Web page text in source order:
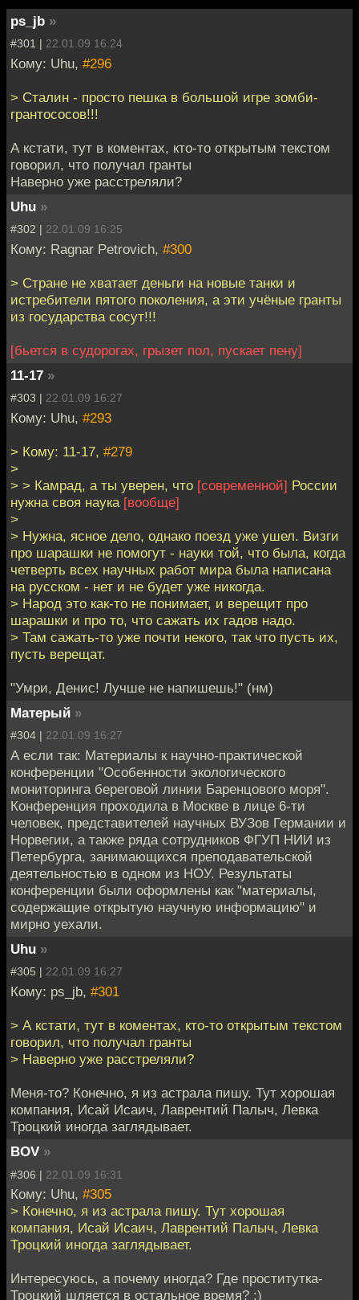
ps_jb »
#301 | 22.01.09 16:24
Кому: Uhu, #296
> Сталин - просто пешка в большой игре зомби-
грантососов!!!
А кстати, тут в коментах, кто-то открытым текстом
говорил, что получал гранты
Наверно уже расстреляли?
Uhu »
#302 | 22.01.09 16:25
Кому: Ragnar Petrovich, #300
> Стране не хватает деньги на новые танки и
истребители пятого поколения, а эти учёные гранты
из государства сосут!!!
[бьется в судорогах, грызет пол, пускает пену]
11-17 »
#303 | 22.01.09 16:27
Кому: Uhu, #293
> Кому: 11-17, #279
>
> > Камрад, а ты уверен, что [современной] России
нужна своя наука [вообще]
>
> Нужна, ясное дело, однако поезд уже ушел. Визги
про шарашки не помогут - науки той, что была, когда
четверть всех научных работ мира была написана
на русском - нет и не будет уже никогда.
> Народ это как-то не понимает, и верещит про
шарашки и про то, что сажать их гадов надо.
> Там сажать-то уже почти некого, так что пусть их,
пусть верещат.
"Умри, Денис! Лучше не напишешь!" (нм)
Матерый »
#304 | 22.01.09 16:27
А если так: Материалы к научно-практической
конференции "Особенности экологического
мониторинга береговой линии Баренцового моря".
Конференция проходила в Москве в лице 6-ти
человек, представителей научных ВУЗов Германии и
Норвегии, а также ряда сотрудников ФГУП НИИ из
Петербурга, занимающихся преподавательской
деятельностью в одном из НОУ. Результаты
конференции были оформлены как "материалы,
содержащие открытую научную информацию" и
мирно уехали.
Uhu »
#305 | 22.01.09 16:27
Кому: ps_jb, #301
> А кстати, тут в коментах, кто-то открытым текстом
говорил, что получал гранты
> Наверно уже расстреляли?
Меня-то? Конечно, я из астрала пишу. Тут хорошая
компания, Исай Исаич, Лаврентий Палыч, Левка
Троцкий иногда заглядывает.
BOV »
#306 | 22.01.09 16:31
Кому: Uhu, #305
> Конечно, я из астрала пишу. Тут хорошая
компания, Исай Исаич, Лаврентий Палыч, Левка
Троцкий иногда заглядывает.
Интересуюсь, а почему иногда? Где проститутка-
Троцкий шляется в остальное время? :)